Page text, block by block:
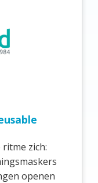
zich:
openen